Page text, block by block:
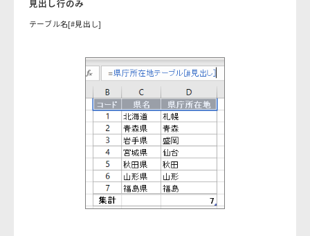
見出し行のみ
テーブル名[#見出し]